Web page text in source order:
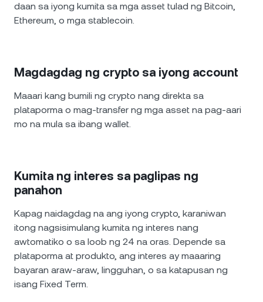
daan sa iyong kumita sa mga asset tulad ng Bitcoin,
Ethereum, o mga stablecoin.
Magdagdag ng crypto sa iyong account
Maaari kang bumili ng crypto nang direkta sa
plataporma o mag-transfer ng mga asset na pag-aari
mo na mula sa ibang wallet.
Kumita ng interes sa paglipas ng
panahon
Kapag naidagdag na ang iyong crypto, karaniwan
itong nagsisimulang kumita ng interes nang
awtomatiko o sa loob ng 24 na oras. Depende sa
plataporma at produkto, ang interes ay maaaring
bayaran araw-araw, lingguhan, o sa katapusan ng
isang Fixed Term.